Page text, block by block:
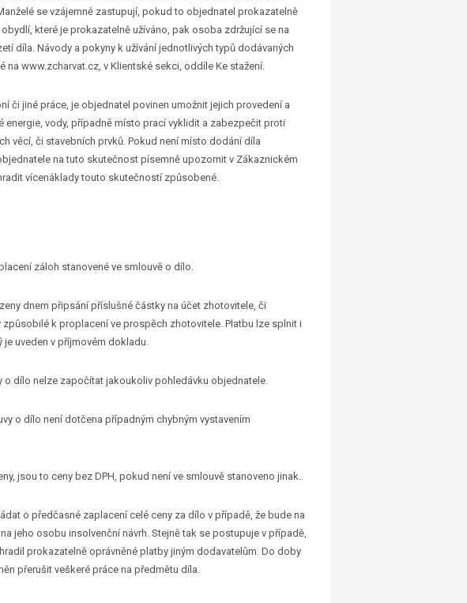
se vzájemně zastupují, pokud to objednatel prokazatelně
které je prokazatelně užíváno, pak osoba zdržující se na
díla. Návody a pokyny k užívání jednotlivých typů dodávaných
www.zcharvat.cz, v Klientské sekci, oddíle Ke stažení.
či jiné práce, je objednatel povinen umožnit jejich provedení a
vody, případně místo prací vyklidit a zabezpečit proti
věcí, či stavebních prvků. Pokud není místo dodání díla
na tuto skutečnost písemně upozornit v Zákaznickém
vícenáklady touto skutečností způsobené.
záloh stanovené ve smlouvě o dílo.
dnem připsání příslušné částky na účet zhotovitele, či
k proplacení ve prospěch zhotovitele. Platbu lze splnit i
je uveden v příjmovém dokladu.
o dílo nelze započítat jakoukoliv pohledávku objednatele.
o dílo není dotčena případným chybným vystavením
jsou to ceny bez DPH, pokud není ve smlouvě stanoveno jinak.
o předčasné zaplacení celé ceny za dílo v případě, že bude na
jeho osobu insolvenční návrh. Stejně tak se postupuje v případě,
prokazatelně oprávněné platby jiným dodavatelům. Do doby
přerušit veškeré práce na předmětu díla.